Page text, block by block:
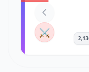
⚔️